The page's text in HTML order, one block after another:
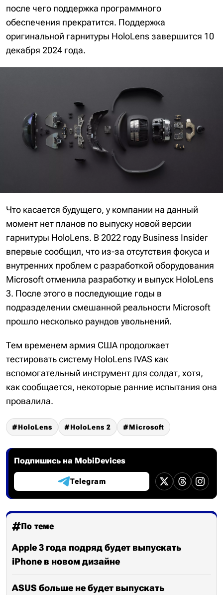
после чего поддержка программного
обеспечения прекратится. Поддержка
оригинальной гарнитуры HoloLens завершится 10
декабря 2024 года.
Что касается будущего, у компании на данный
момент нет планов по выпуску новой версии
гарнитуры HoloLens. В 2022 году Business Insider
впервые сообщил, что из-за отсутствия фокуса и
внутренних проблем с разработкой оборудования
Microsoft отменила разработку и выпуск HoloLens
3. После этого в последующие годы в
подразделении смешанной реальности Microsoft
прошло несколько раундов увольнений.
Тем временем армия США продолжает
тестировать систему HoloLens IVAS как
вспомогательный инструмент для солдат, хотя,
как сообщается, некоторые ранние испытания она
провалила.
HoloLens HoloLens 2 Microsoft
Подпишись на MobiDevices
Telegram
По теме
Apple 3 года подряд будет выпускать
iPhone в новом дизайне
ASUS больше не будет выпускать